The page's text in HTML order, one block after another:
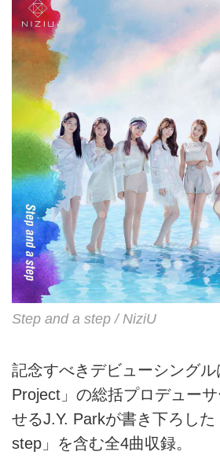
Step and a step / NiziU
記念すべきデビューシングル
Project」の総括プロデュー
せるJ.Y. Parkが書き下ろし
step」を含む全4曲収録。